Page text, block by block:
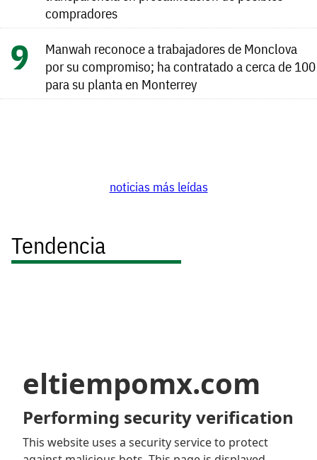
compradores
Manwah reconoce a trabajadores de Monclova
por su compromiso; ha contratado a cerca de 100
para su planta en Monterrey
noticias más leídas
Tendencia